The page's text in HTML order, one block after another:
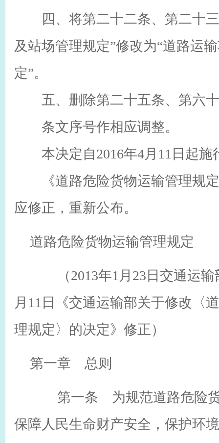
四、将第二十二条、第二十三
及站场管理规定”修改为“道路运
定”。
五、删除第二十五条、第六
条文序号作相应调整。
本决定自2016年4月11日起施
《道路危险货物运输管理规定
应修正，重新公布。
道路危险货物运输管理规定
（2013年1月23日交通运输
月11日《交通运输部关于修改〈
理规定〉的决定》修正）
第一章 总则
第一条 为规范道路危险货
保障人民生命财产安全，保护环